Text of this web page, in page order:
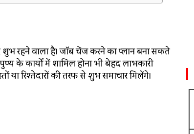
वाला है। जॉब चेंज करने का प्लान बना सकते
के कार्यों में शामिल होना भी बेहद लाभकारी
रिश्तेदारों की तरफ से शुभ समाचार मिलेंगे।